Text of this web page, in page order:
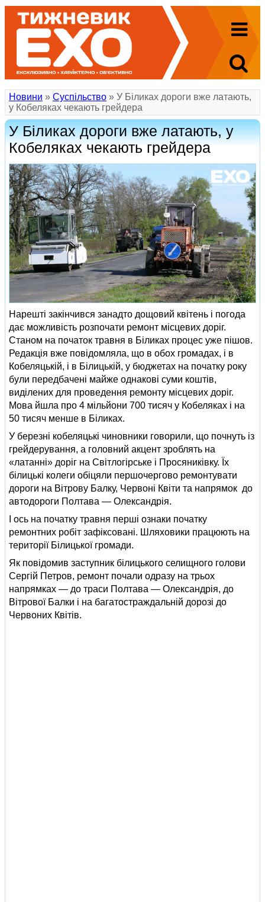
Новини » Суспільство » У Біликах дороги вже латають,
у Кобеляках чекають грейдера
У Біликах дороги вже латають, у
Кобеляках чекають грейдера
Нарешті закінчився занадто дощовий квітень і погода
дає можливість розпочати ремонт місцевих доріг.
Станом на початок травня в Біликах процес уже пішов.
Редакція вже повідомляла, що в обох громадах, і в
Кобеляцькій, і в Білицькій, у бюджетах на початку року
були передбачені майже однакові суми коштів,
виділених для проведення ремонту місцевих доріг.
Мова йшла про 4 мільйони 700 тисяч у Кобеляках і на
50 тисяч менше в Біликах.
У березні кобеляцькі чиновники говорили, що почнуть із
грейдерування, а головний акцент зроблять на
«латанні» доріг на Світлогірське і Просяниківку. Їх
білицькі колеги обіцяли першочергово ремонтувати
дороги на Вітрову Балку, Червоні Квіти та напрямок до
автодороги Полтава — Олександрія.
І ось на початку травня перші ознаки початку
ремонтних робіт зафіксовані. Шляховики працюють на
території Білицької громади.
Як повідомив заступник білицького селищного голови
Сергій Петров, ремонт почали одразу на трьох
напрямках — до траси Полтава — Олександрія, до
Вітрової Балки і на багатостраждальній дорозі до
Червоних Квітів.